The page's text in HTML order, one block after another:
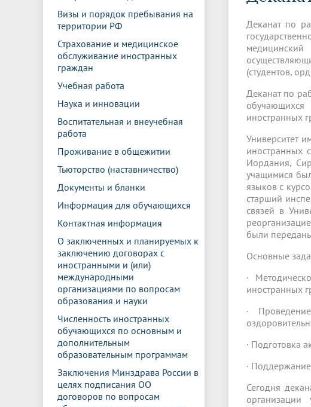
Электронный ящик доверия
БГМУ
Абитуриенту
Обращение
Видеогалерея
Оплата
Вопрос-ответ
Управление международной
деятельности
Отдел ординатуры
Федеральный
центр
Информация для инвалидов и лиц с
здоровья
Медицинский инспектор
Независимая оценка качества
образования
Итоги научно-исследовательской
работы
испытания, ЛЭК
Конференции и форумы
Лаборатории
Проблемные научные комиссии
Институт урологии и клинической
онкологии
Санаторий-профилакторий БГМУ
Профсоюз
Совет обучающихся
Ассоциация
Золотой фонд БГМУ
Медиа центр
Жизнь иностранных студентов БГМУ
Университету 90
Штаб студенческих отрядов БГМУ
Первичное
Первых» БГМУ
Визы и порядок пребывания на
территории РФ
Страхование и медицинское
обслуживание иностранных
граждан
Учебная работа
Наука и инновации
Воспитательная и внеучебная
работа
Проживание в общежитии
Тьюторство (наставничество)
Документы и бланки
Информация для обучающихся
Контактная информация
О заключенных и планируемых к
заключению договорах с
иностранными и (или)
международными
организациями по вопросам
образования и науки
Численность иностранных
обучающихся по основным и
дополнительным
образовательным программам
Заключения Минздрава России в
целях подписания ОО
договоров по вопросам
Деканат по
медицинский
(студентов,
Деканат по
иностранных
Университет
иностранных
Иордания,
учащимися
языков с
старший
связей в
были
Основные
·
иностранных
·
· Подготовка
·
Сегодня